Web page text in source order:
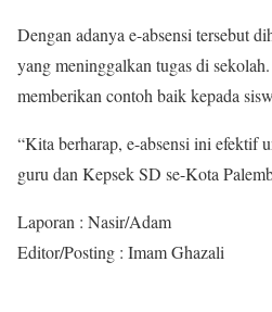
Dengan adanya e-absensi tersebut
yang meninggalkan tugas di
memberikan contoh baik kepada
“Kita berharap, e-absensi ini efektif
guru dan Kepsek SD se-Kota
Laporan : Nasir/Adam
Editor/Posting : Imam Ghazali